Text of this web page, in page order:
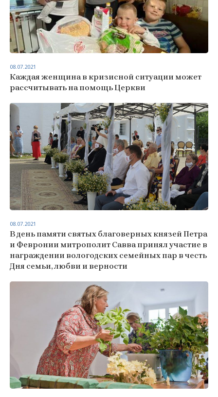
Каждая женщина в кризисной ситуации может
рассчитывать на помощь Церкви
08.07.2021
В день памяти святых благоверных князей Петра
и Февронии митрополит Савва принял участие в
награждении вологодских семейных пар в честь
Дня семьи, любви и верности
08.07.2021